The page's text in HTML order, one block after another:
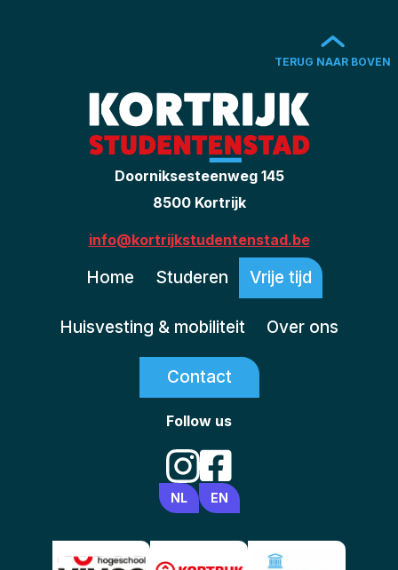
TERUG NAAR BOVEN
Doorniksesteenweg 145
8500 Kortrijk
info@kortrijkstudentenstad.be
Home Studeren Vrije tijd
Huisvesting & mobiliteit Over ons
Contact
Follow us
NL EN